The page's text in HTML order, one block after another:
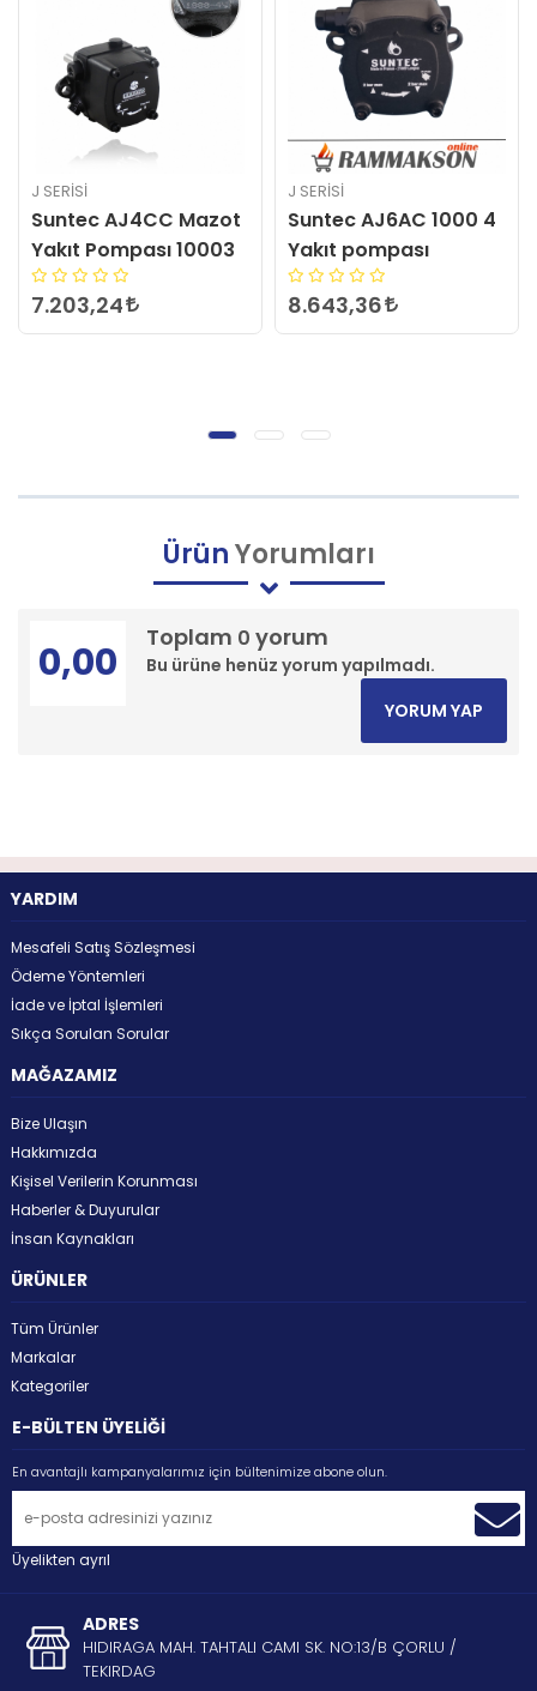
J SERİSİ
Suntec AJ4CC Mazot
Yakıt Pompası 10003
7.203,24
J SERİSİ
Suntec AJ6AC 1000 4
Yakıt pompası
8.643,36
ÜrünYorumları
Toplam 0 yorum
Bu ürüne henüz yorum yapılmadı.
0,00
YORUM YAP
YARDIM
Mesafeli Satış Sözleşmesi
Ödeme Yöntemleri
İade ve İptal İşlemleri
Sıkça Sorulan Sorular
MAĞAZAMIZ
Bize Ulaşın
Hakkımızda
Kişisel Verilerin Korunması
Haberler & Duyurular
İnsan Kaynakları
ÜRÜNLER
Tüm Ürünler
Markalar
Kategoriler
E-BÜLTEN ÜYELİĞİ
En avantajlı kampanyalarımız için bültenimize abone olun.
Üyelikten ayrıl
ADRES
HIDIRAGA MAH. TAHTALI CAMI SK. NO:13/B ÇORLU /
TEKIRDAG